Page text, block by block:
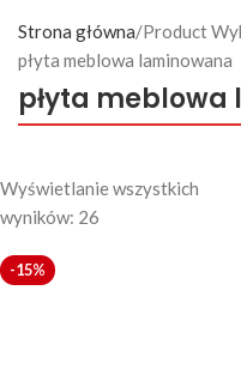
płyta
Strona główna Product
płyta meblowa laminowana
Wyświetlanie wszystkich
wyników: 26
-15%